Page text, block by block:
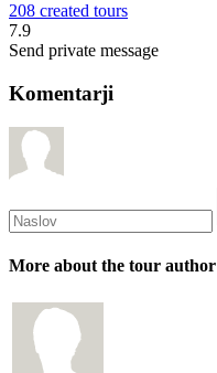
208 created tours
7.9
Send private message
Komentarji
More about the tour author